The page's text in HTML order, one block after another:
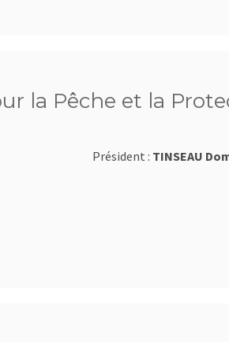
la Pêche et la
Président : TINSEAU